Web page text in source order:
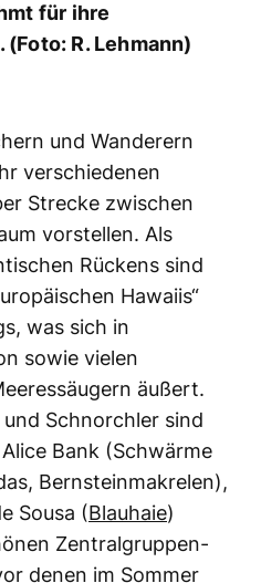
für ihre
R. Lehmann)
und Wanderern
verschiedenen
Strecke zwischen
vorstellen. Als
Rückens sind
Hawaiis“
was sich in
sowie vielen
äußert.
Schnorchler sind
Bank (Schwärme
Bernsteinmakrelen),
Sousa (Blauhaie)
Zentralgruppen-
denen im Sommer